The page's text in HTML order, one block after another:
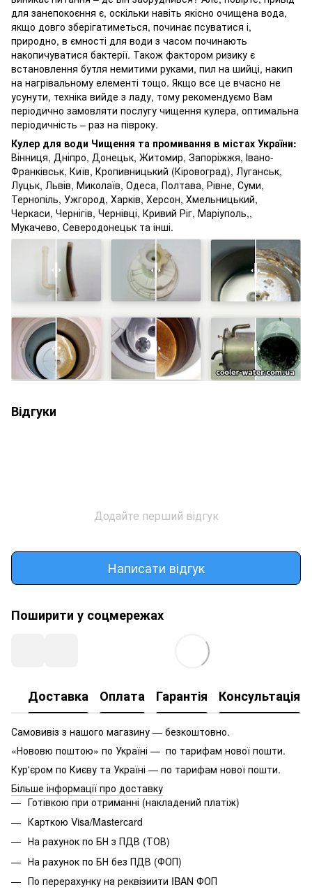
для занепокоєння є, оскільки навіть якісно очищена вода,
якщо довго зберігатиметься, починає псуватися і,
природно, в ємності для води з часом починають
накопичуватися бактерії. Також фактором ризику є
встановлення бутля немитими руками, пил на шийці, накип
на нагрівальному елементі тощо. Якщо все це вчасно не
усунути, техніка вийде з ладу, тому рекомендуємо Вам
періодично замовляти послугу чищення кулера, оптимальна
періодичність – раз на півроку.
Кулер для води Чищення та промивання в містах України:
Вінниця, Дніпро, Донецьк, Житомир, Запоріжжя, Івано-
Франківськ, Київ, Кропивницький (Кіровоград), Луганськ,
Луцьк, Львів, Миколаїв, Одеса, Полтава, Рівне, Суми,
Тернопіль, Ужгород, Харків, Херсон, Хмельницький,
Черкаси, Чернігів, Чернівці, Кривий Ріг, Маріуполь,,
Мукачево, Северодонецьк та інші.
Відгуки
Додайте перший відгук
Написати відгук
Поширити у соцмережах
Доставка Оплата Гарантія Консультація
Самовивіз з нашого магазину — безкоштовно.
«Нововю поштою» по Україні — по тарифам нової пошти.
Кур'єром по Києву та Україні — по тарифам нової пошти.
Більше інформації про доставку
Готівкою при отриманні (накладений платіж)
Карткою Visa/Mastercard
На рахунок по БН з ПДВ (ТОВ)
На рахунок по БН без ПДВ (ФОП)
По перерахунку на реквізиити IBAN ФОП